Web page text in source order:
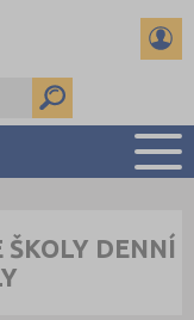
NA PŘIJÍMAČKY
AKCÍ
ŠKOLY DENNÍ